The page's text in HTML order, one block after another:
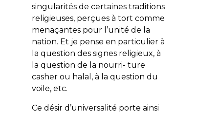
singularités de certaines traditions
religieuses, perçues à tort comme
menaçantes pour l’unité de la
nation. Et je pense en particulier à
la question des signes religieux, à
la question de la nourri- ture
casher ou halal, à la question du
voile, etc.
Ce désir d’universalité porte ainsi